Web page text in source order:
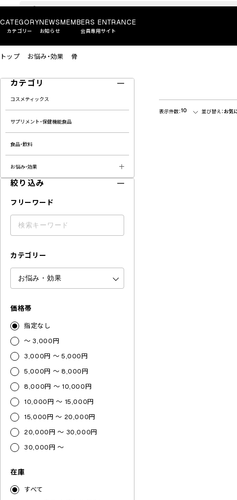
CATEGORY
カテゴリー
NEWS
お知らせ
MEMBERS ENTRANCE
会員専用サイト
トップ お悩み・効果 骨
カテゴリ
コスメティックス
サプリメント・保健機能食品
食品・飲料
お悩み・効果
絞り込み
フリーワード
カテゴリー
価格帯
指定なし
～ 3,000円
3,000円 ～ 5,000円
5,000円 ～ 8,000円
8,000円 ～ 10,000円
10,000円 ～ 15,000円
15,000円 ～ 20,000円
20,000円 ～ 30,000円
30,000円 ～
在庫
すべて
表示件数：10 並び替え： お気